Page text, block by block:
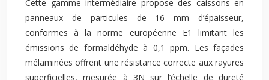
Cette gamme intermédiaire propose des caissons en
panneaux de particules de 16 mm d’épaisseur,
conformes à la norme européenne E1 limitant les
émissions de formaldéhyde à 0,1 ppm. Les façades
mélaminées offrent une résistance correcte aux rayures
superficielles, mesurée à 3N sur l’échelle de dureté